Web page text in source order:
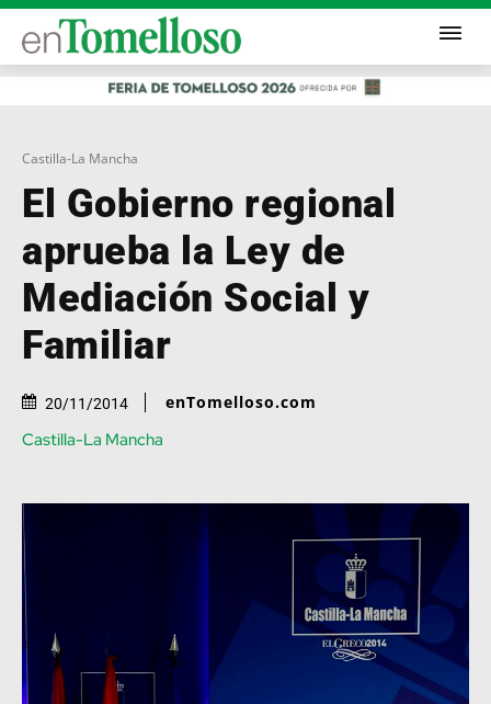
Castilla-La Mancha
El Gobierno regional
aprueba la Ley de
Mediación Social y
Familiar
20/11/2014 enTomelloso.com
Castilla-La Mancha